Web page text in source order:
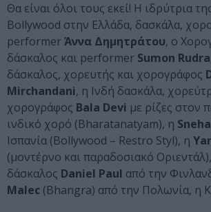
Θα είναι όλοι τους εκεί! H ιδρύτρια
Bollywood στην Ελλάδα, δασκάλα,
performerΆννα Δημητράτου, o
δάσκαλος και performer Sumon Rudra
δάσκαλος, χορευτής και χορογράφος
Mirchandani, η Ινδή δασκάλα,
χορογράφος Bala Devi με ρίζες στον
ινδικό χορό (Bharatanatyam), η
Ισπανία (Bollywood – Restro Styl), η
(μοντέρνο και παραδοσιακό
δάσκαλος Daniel Paul από την
Malec (Bhangra) από την Πολωνία, η